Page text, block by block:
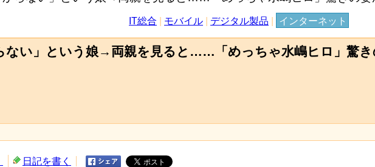
IT総合 モバイル デジタル製品 インターネット
ない」という娘→両親を見ると……「めっちゃ水嶋ヒロ」驚
日記を書く